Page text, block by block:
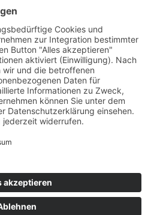
Böddeling übernimmt
Infrastruktur und
FC St. Pauli und
weltweite Anlage
teilnehmen
mit einheitlichen Kriterien
Die Ergebnisse werden
und Auswertung auf
gestellt.